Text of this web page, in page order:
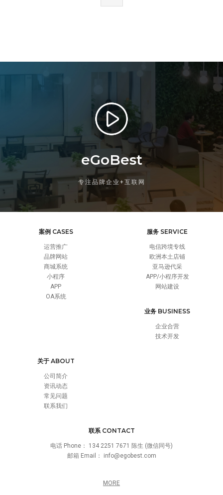
eGoBest
专注品牌企业+互联网
案例 CASES
运营推广
品牌网站
商城系统
小程序
APP
OA系统
服务 SERVICE
电信跨境专线
欧洲本土店铺
亚马逊代采
APP/小程序开发
网站建设
业务 BUSINESS
企业合营
技术开发
关于 ABOUT
公司简介
资讯动态
常见问题
联系我们
联系 CONTACT
电话 Phone： 134 2251 7671 陈生 (微信同号)
邮箱 Email：
info@egobest.com
MORE